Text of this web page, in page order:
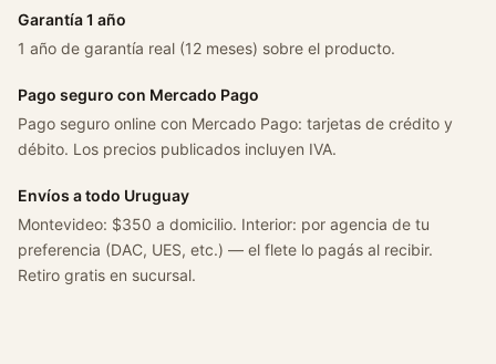
i
d
d
Garantía 1 año
1 año de garantía real (12 meses) sobre el producto.
Pago seguro con Mercado Pago
Pago seguro online con Mercado Pago: tarjetas de crédito y
débito. Los precios publicados incluyen IVA.
Envíos a todo Uruguay
Montevideo: $350 a domicilio. Interior: por agencia de tu
preferencia (DAC, UES, etc.) — el flete lo pagás al recibir.
Retiro gratis en sucursal.